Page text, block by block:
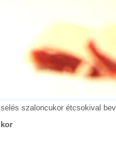
szaloncukor étcsokival